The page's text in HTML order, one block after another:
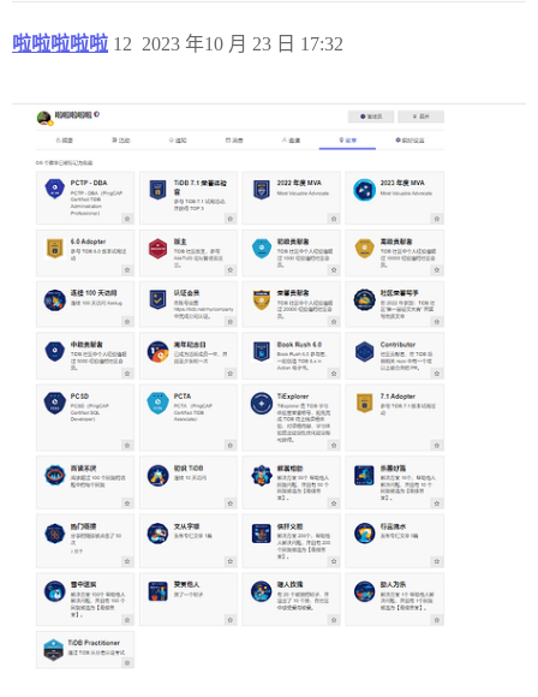
啦啦啦啦啦 2023 年10 月 23 日 17:32
12